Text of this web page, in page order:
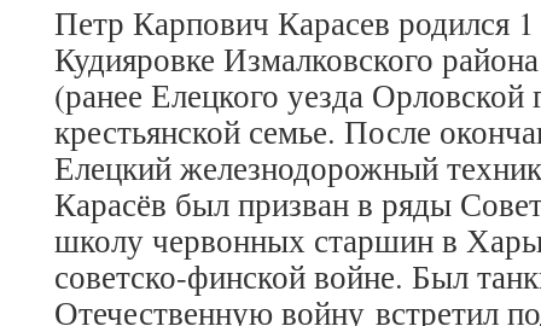
Петр Карпович Карасев родился
Кудияровке Измалковского
(ранее Елецкого уезда
крестьянской семье. После
Елецкий железнодорожный
Карасёв был призван в ряды
школу червонных старшин в
советско-финской войне. Был
Отечественную войну встретил